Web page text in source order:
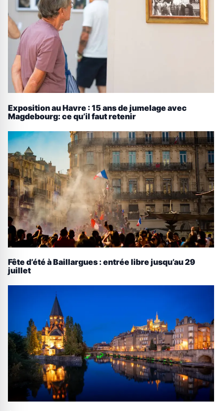
Exposition au Havre : 15 ans de jumelage avec
Magdebourg: ce qu’il faut retenir
Fête d’été à Baillargues : entrée libre jusqu’au 29
juillet